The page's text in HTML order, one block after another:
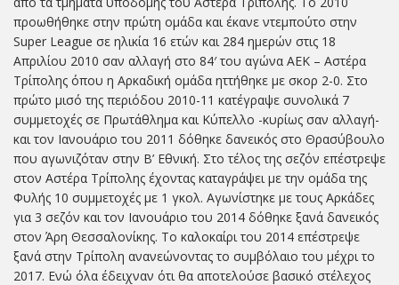
προωθήθηκε στην πρώτη ομάδα και έκανε ντεμπούτο στην
Super League σε ηλικία 16 ετών και 284 ημερών στις 18
Απριλίου 2010 σαν αλλαγή στο 84′ του αγώνα ΑΕΚ – Αστέρα
Τρίπολης όπου η Αρκαδική ομάδα ηττήθηκε με σκορ 2-0. Στο
πρώτο μισό της περιόδου 2010-11 κατέγραψε συνολικά 7
συμμετοχές σε Πρωτάθλημα και Κύπελλο -κυρίως σαν αλλαγή-
και τον Ιανουάριο του 2011 δόθηκε δανεικός στο Θρασύβουλο
που αγωνιζόταν στην Β’ Εθνική. Στο τέλος της σεζόν επέστρεψε
στον Αστέρα Τρίπολης έχοντας καταγράψει με την ομάδα της
Φυλής 10 συμμετοχές με 1 γκολ. Αγωνίστηκε με τους Αρκάδες
για 3 σεζόν και τον Ιανουάριο του 2014 δόθηκε ξανά δανεικός
στον Άρη Θεσσαλονίκης. Το καλοκαίρι του 2014 επέστρεψε
ξανά στην Τρίπολη ανανεώνοντας το συμβόλαιο του μέχρι το
2017. Ενώ όλα έδειχναν ότι θα αποτελούσε βασικό στέλεχος